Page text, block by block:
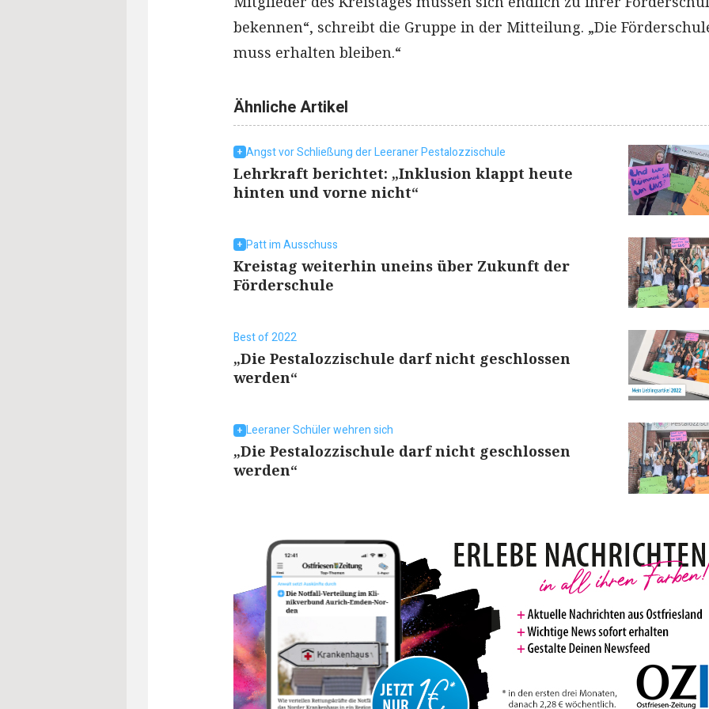
bekennen“, schreibt die Gruppe in der Mitteilung. „Die
muss erhalten bleiben.“
Ähnliche Artikel
Angst vor Schließung der Leeraner Pestalozzischule
Lehrkraft berichtet: „Inklusion klappt heute
hinten und vorne nicht“
Patt im Ausschuss
Kreistag weiterhin uneins über Zukunft der
Förderschule
Best of 2022
„Die Pestalozzischule darf nicht geschlossen
werden“
Leeraner Schüler wehren sich
„Die Pestalozzischule darf nicht geschlossen
werden“